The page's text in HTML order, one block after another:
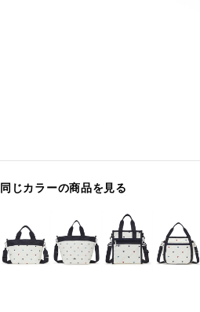
同じカラーの商品を見る